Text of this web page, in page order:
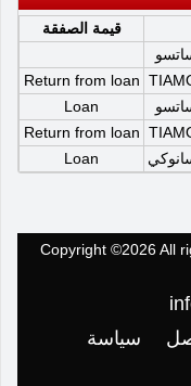
قيمة الصفقة
Return from loan
Loan
Return from loan
Loan
Copyright ©2026 All
سياسة